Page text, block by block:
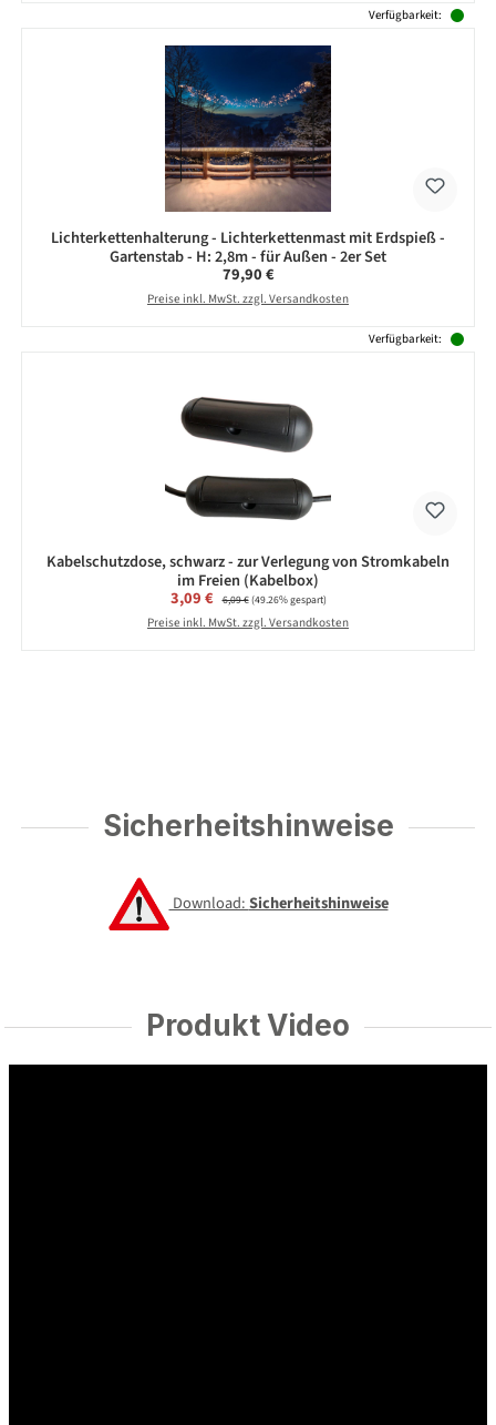
Verfügbarkeit:
Lichterkettenhalterung - Lichterkettenmast mit Erdspieß -
Gartenstab - H: 2,8m - für Außen - 2er Set
Regulärer Preis:
79,90 €
Preise inkl. MwSt. zzgl. Versandkosten
Verfügbarkeit:
Kabelschutzdose, schwarz - zur Verlegung von Stromkabeln
im Freien (Kabelbox)
Verkaufspreis:
3,09 € Regulärer Preis:
6,09 €(49.26% gespart)
Preise inkl. MwSt. zzgl. Versandkosten
Sicherheitshinweise
Download:Sicherheitshinweise
Produkt Video